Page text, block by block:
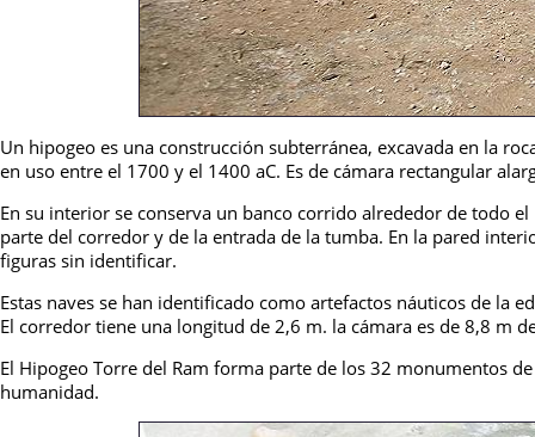
Un hipogeo es una construcción subterránea, excavada en la
en uso entre el 1700 y el 1400 aC. Es de cámara rectangular
En su interior se conserva un banco corrido alrededor de todo
parte del corredor y de la entrada de la tumba. En la pared
figuras sin identificar.
Estas naves se han identificado como artefactos náuticos de la
El corredor tiene una longitud de 2,6 m. la cámara es de 8,8 m
El Hipogeo Torre del Ram forma parte de los 32 monumentos
humanidad.